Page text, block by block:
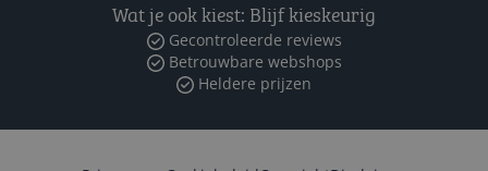
Wat je ook kiest: Blijf kieskeurig
Gecontroleerde reviews
Betrouwbare webshops
Heldere prijzen